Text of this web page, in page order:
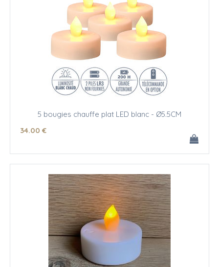
5 bougies chauffe plat LED blanc - Ø5.5CM
34.00 €